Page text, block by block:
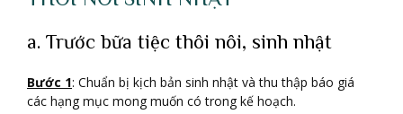
a. Trước bữa tiệc thôi nôi, sinh nhật
Bước 1: Chuẩn bị kịch bản sinh nhật và thu thập báo giá
các hạng mục mong muốn có trong kế hoạch.